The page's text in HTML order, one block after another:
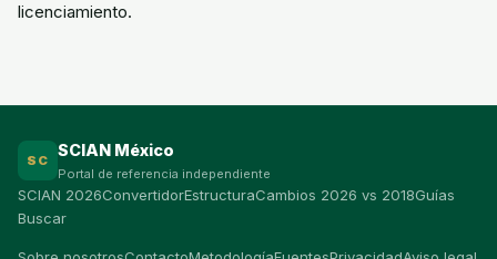
licenciamiento.
SC
SCIAN México
Portal de referencia independiente
SCIAN 2026ConvertidorEstructuraCambios 2026 vs 2018Guías
Buscar